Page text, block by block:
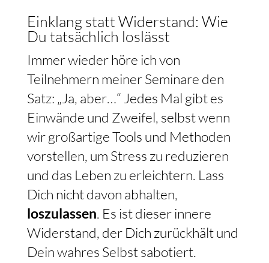
Einklang statt Widerstand: Wie
Du tatsächlich loslässt
Immer wieder höre ich von
Teilnehmern meiner Seminare den
Satz: „Ja, aber…“ Jedes Mal gibt es
Einwände und Zweifel, selbst wenn
wir großartige Tools und Methoden
vorstellen, um Stress zu reduzieren
und das Leben zu erleichtern. Lass
loszulassen. Es ist dieser innere
Widerstand, der Dich zurückhält und
Dein wahres Selbst sabotiert.